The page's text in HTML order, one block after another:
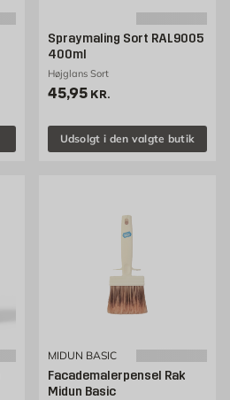
Spraymaling Sort RAL9005
400ml
Højglans Sort
Pris 45.95 kr. /stk
45,95 KR.
Udsolgt i den valgte butik
MIDUN BASIC
Facademalerpensel Rak
Midun Basic